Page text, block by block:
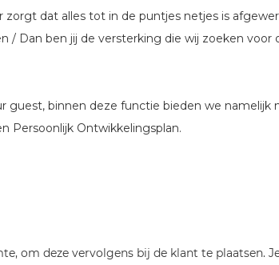
dat alles tot in de puntjes netjes is
Dan ben jij de versterking die wij zoeken voor
guest, binnen deze functie bieden we namelijk
Persoonlijk Ontwikkelingsplan.
om deze vervolgens bij de klant te plaatsen.